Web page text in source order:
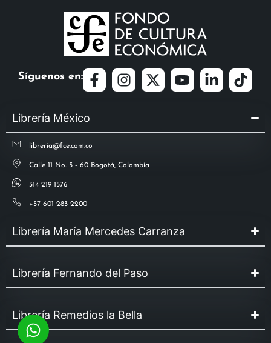
Síguenos en:
Librería México
libreria@fce.com.co
Calle 11 No. 5 - 60 Bogotá, Colombia
314 219 1576
+57 601 283 2200
Librería María Mercedes Carranza
Librería Fernando del Paso
Librería Remedios la Bella